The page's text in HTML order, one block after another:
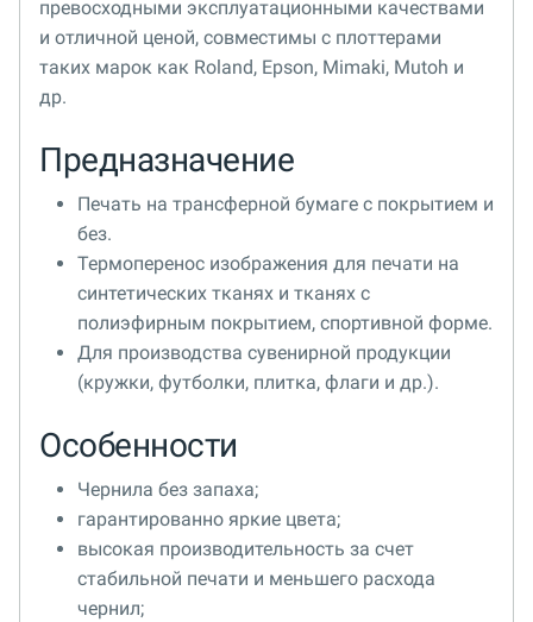
превосходными эксплуатационными качествами
и отличной ценой, совместимы с плоттерами
таких марок как Roland, Epson, Mimaki, Mutoh и
др.
Предназначение
Печать на трансферной бумаге с покрытием и
без.
Термоперенос изображения для печати на
синтетических тканях и тканях с
полиэфирным покрытием, спортивной форме.
Для производства сувенирной продукции
(кружки, футболки, плитка, флаги и др.).
Особенности
Чернила без запаха;
гарантированно яркие цвета;
высокая производительность за счет
стабильной печати и меньшего расхода
чернил;